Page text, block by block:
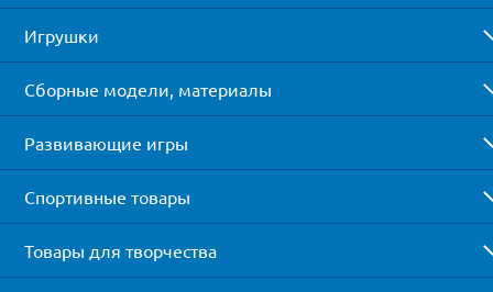
Игрушки
Сборные модели, материалы
Развивающие игры
Спортивные товары
Товары для творчества